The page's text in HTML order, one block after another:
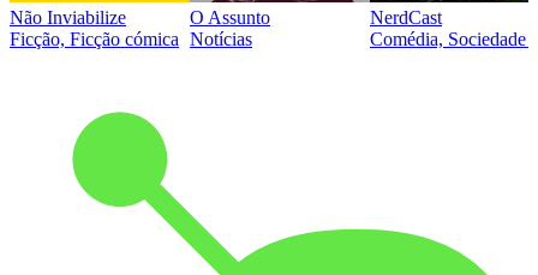
Não Inviabilize
Ficção, Ficção cómica
O Assunto
Notícias
NerdCast
Comédia, Sociedade